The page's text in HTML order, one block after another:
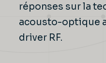
réponses sur la
acousto-optique
driver RF.